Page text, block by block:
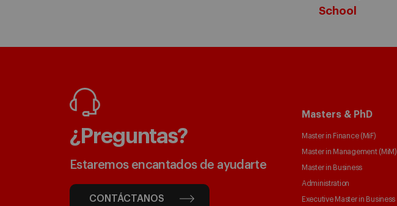
School
¿Preguntas?
Estaremos encantados de ayudarte
CONTÁCTANOS
Masters & PhD
Master in Finance (MiF)
Master in Management (MiM)
Master in Business
Administration
Executive Master in Business